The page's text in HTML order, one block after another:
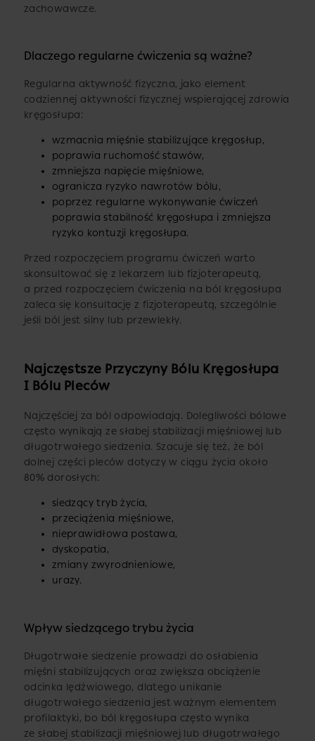
zachowawcze.
Dlaczego regularne ćwiczenia są ważne?
Regularna aktywność fizyczna, jako element
codziennej aktywności fizycznej wspierającej zdrowia
kręgosłupa:
wzmacnia mięśnie stabilizujące kręgosłup,
poprawia ruchomość stawów,
zmniejsza napięcie mięśniowe,
ogranicza ryzyko nawrotów bólu,
poprzez regularne wykonywanie ćwiczeń
poprawia stabilność kręgosłupa i zmniejsza
ryzyko kontuzji kręgosłupa.
Przed rozpoczęciem programu ćwiczeń warto
skonsultować się z lekarzem lub fizjoterapeutą,
a przed rozpoczęciem ćwiczenia na ból kręgosłupa
zaleca się konsultację z fizjoterapeutą, szczególnie
jeśli ból jest silny lub przewlekły.
Najczęstsze Przyczyny Bólu Kręgosłupa
I Bólu Pleców
Najczęściej za ból odpowiadają. Dolegliwości bólowe
często wynikają ze słabej stabilizacji mięśniowej lub
długotrwałego siedzenia. Szacuje się też, że ból
dolnej części pleców dotyczy w ciągu życia około
80% dorosłych:
siedzący tryb życia,
przeciążenia mięśniowe,
nieprawidłowa postawa,
dyskopatia,
zmiany zwyrodnieniowe,
urazy.
Wpływ siedzącego trybu życia
Długotrwałe siedzenie prowadzi do osłabienia
mięśni stabilizujących oraz zwiększa obciążenie
odcinka lędźwiowego, dlatego unikanie
długotrwałego siedzenia jest ważnym elementem
profilaktyki, bo ból kręgosłupa często wynika
ze słabej stabilizacji mięśniowej lub długotrwałego